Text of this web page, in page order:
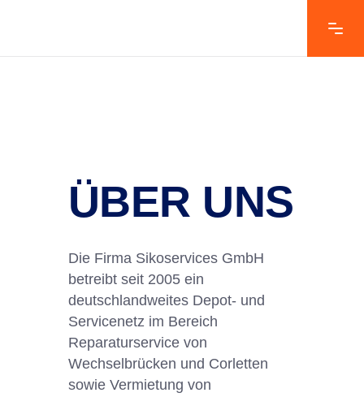
ÜBER UNS
Die Firma Sikoservices GmbH
betreibt seit 2005 ein
deutschlandweites Depot- und
Servicenetz im Bereich
Reparaturservice von
Wechselbrücken und Corletten
sowie Vermietung von